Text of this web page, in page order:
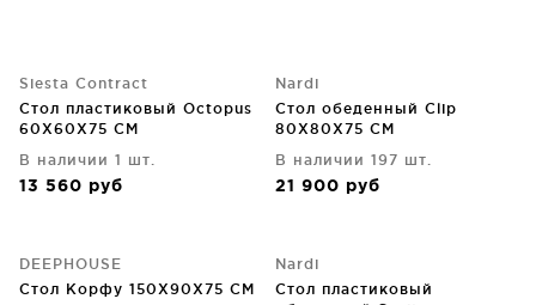
Siesta Contract
Стол пластиковый Octopus
60X60X75 CM
В наличии 1 шт.
13 560 руб
Nardi
Стол обеденный Clip
80X80X75 CM
В наличии 197 шт.
21 900 руб
DEEPHOUSE
Стол Корфу 150X90X75 CM
Nardi
Стол пластиковый